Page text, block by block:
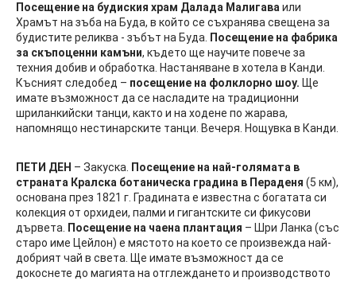
Посещение на будиския храм Далада Малигава или
Храмът на зъба на Буда, в който се съхранява свещена за
будистите реликва - зъбът на Буда.
Посещение на фабрика
за скъпоценни камъни, където ще научите повече за
техния добив и обработка. Настаняване в хотела в Канди.
Късният следобед – посещение на фолклорно шоу. Ще
имате възможност да се насладите на традиционни
шриланкийски танци, както и на ходене по жарава,
напомнящо нестинарските танци. Вечеря. Нощувка в Канди.
ПЕТИ ДЕН – Закуска.
Посещение на най-голямата в
страната Кралска ботаническа градина в Пераденя (5 км),
основана през 1821 г. Градината е известна с богатата си
колекция от орхидеи, палми и гигантските си фикусови
дървета.
Посещение на чаена плантация – Шри Ланка (със
старо име Цейлон) е мястото на което се произвежда най-
добрият чай в света. Ще имате възможност да се
докоснете до магията на отглеждането и производството